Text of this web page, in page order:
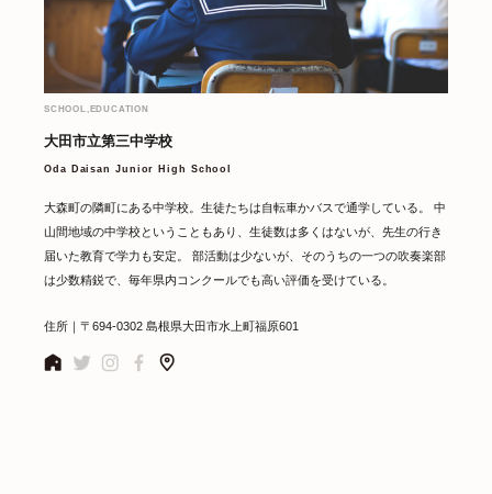
SCHOOL,EDUCATION
大田市立第三中学校
Oda Daisan Junior High School
大森町の隣町にある中学校。生徒たちは自転車かバスで通学している。 中
山間地域の中学校ということもあり、生徒数は多くはないが、先生の行き
届いた教育で学力も安定。 部活動は少ないが、そのうちの一つの吹奏楽部
は少数精鋭で、毎年県内コンクールでも高い評価を受けている。
住所｜〒694-0302 島根県大田市水上町福原601